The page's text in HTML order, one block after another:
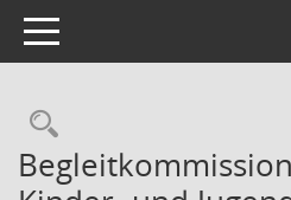
Toggle navigation
Rechercheauswahl